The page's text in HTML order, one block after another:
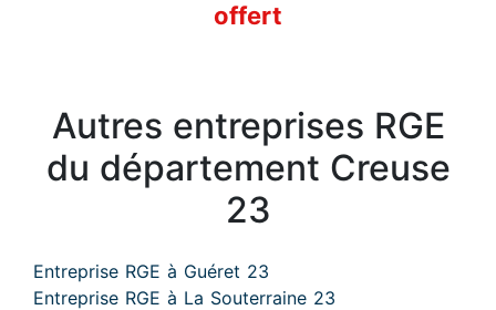
offert
Autres entreprises RGE
du département Creuse
23
Entreprise RGE à Guéret 23
Entreprise RGE à La Souterraine 23